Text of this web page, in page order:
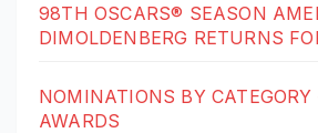
98TH OSCARS® SEASON
DIMOLDENBERG RETURNS
NOMINATIONS BY
AWARDS